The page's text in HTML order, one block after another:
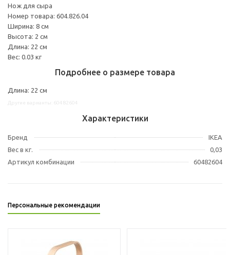
Нож для сыра
Номер товара: 604.826.04
Ширина: 8 см
Высота: 2 см
Длина: 22 см
Вес: 0.03 кг
Подробнее о размере товара
Длина: 22 см
Характеристики
Бренд
IKEA
Вес в кг.
0,03
Артикул комбинации
60482604
Персональные рекомендации